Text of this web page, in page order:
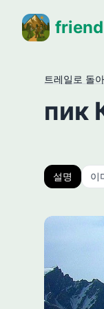
트레일로 돌
пик
설명 이